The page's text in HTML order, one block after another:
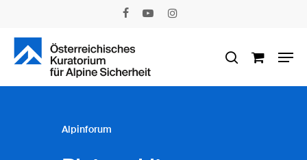
main
content
facebookyoutubeinstagram
search
Alpinforum